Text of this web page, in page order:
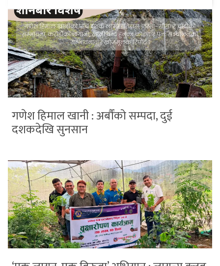
गणेश हिमाल खानी : अर्बौंको सम्पदा, दुई
दशकदेखि सुनसान